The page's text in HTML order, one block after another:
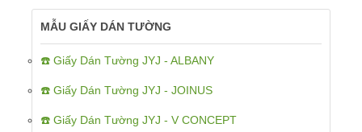
MẪU GIẤY DÁN TƯỜNG
☎️ Giấy Dán Tường JYJ - ALBANY
☎️ Giấy Dán Tường JYJ - JOINUS
☎️ Giấy Dán Tường JYJ - V CONCEPT